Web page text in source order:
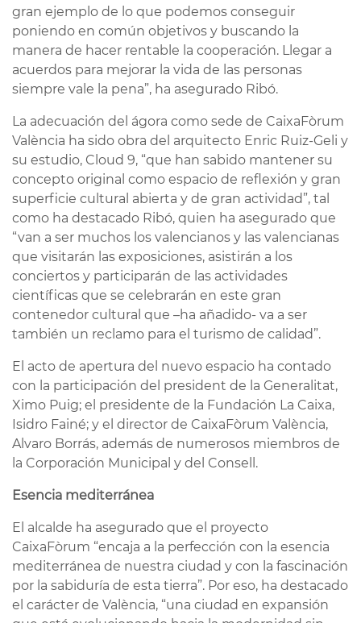
gran ejemplo de lo que podemos conseguir
poniendo en común objetivos y buscando la
manera de hacer rentable la cooperación. Llegar a
acuerdos para mejorar la vida de las personas
siempre vale la pena”, ha asegurado Ribó.
La adecuación del ágora como sede de CaixaFòrum
València ha sido obra del arquitecto Enric Ruiz-Geli y
su estudio, Cloud 9, “que han sabido mantener su
concepto original como espacio de reflexión y gran
superficie cultural abierta y de gran actividad”, tal
como ha destacado Ribó, quien ha asegurado que
“van a ser muchos los valencianos y las valencianas
que visitarán las exposiciones, asistirán a los
conciertos y participarán de las actividades
científicas que se celebrarán en este gran
contenedor cultural que –ha añadido- va a ser
también un reclamo para el turismo de calidad”.
El acto de apertura del nuevo espacio ha contado
con la participación del president de la Generalitat,
Ximo Puig; el presidente de la Fundación La Caixa,
Isidro Fainé; y el director de CaixaFòrum València,
Alvaro Borrás, además de numerosos miembros de
la Corporación Municipal y del Consell.
Esencia mediterránea
El alcalde ha asegurado que el proyecto
CaixaFòrum “encaja a la perfección con la esencia
mediterránea de nuestra ciudad y con la fascinación
por la sabiduría de esta tierra”. Por eso, ha destacado
el carácter de València, “una ciudad en expansión